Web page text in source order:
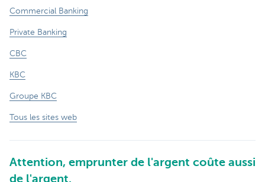
Commercial Banking
Private Banking
CBC
KBC
Groupe KBC
Tous les sites web
Attention, emprunter de l'argent coûte aussi
de l'argent.